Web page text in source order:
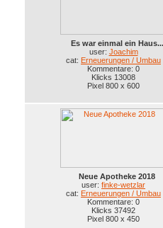
Es war einmal ein Haus...
user: Joachim
cat: Erneuerungen / Umbau
Kommentare: 0
Klicks 13008
Pixel 800 x 600
Neue Apotheke 2018
user: finke-wetzlar
cat: Erneuerungen / Umbau
Kommentare: 0
Klicks 37492
Pixel 800 x 450